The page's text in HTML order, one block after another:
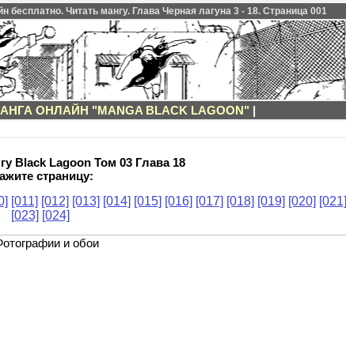
бесплатно. Читать мангу. Глава Черная лагуна 3 - 18. Страница 001
ОНЛАЙН "MANGA BLACK LAGOON" |
Black Lagoon Том 03 Глава 18
страницу:
[011] [012] [013] [014] [015] [016] [017] [018] [019] [020] [021]
[023] [024]